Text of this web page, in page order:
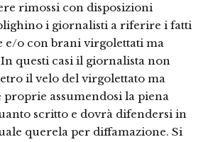
rimossi con disposizioni
i giornalisti a riferire i fatti
e/o con brani virgolettati ma
questi casi il giornalista non
il velo del virgolettato ma
assumendosi la piena
scritto e dovrà difendersi in
querela per diffamazione. Si